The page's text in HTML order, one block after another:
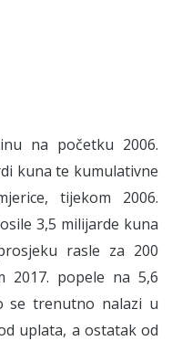
na početku 2006.
kuna te kumulativne
tijekom 2006.
3,5 milijarde kuna
rasle za 200
2017. popele na 5,6
se trenutno nalazi u
uplata, a ostatak od